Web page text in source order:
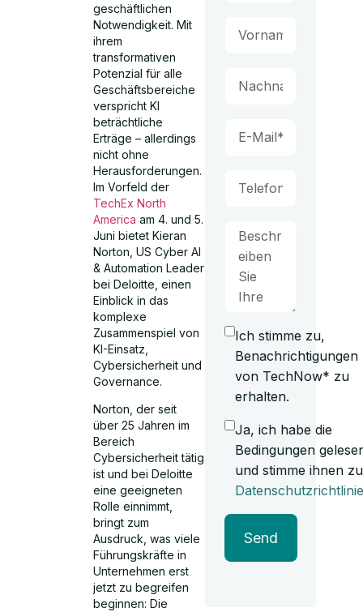
geschäftlichen
Notwendigkeit. Mit
ihrem
transformativen
Potenzial für alle
Geschäftsbereiche
verspricht KI
beträchtliche
Erträge – allerdings
nicht ohne
Herausforderungen.
Im Vorfeld der
TechEx North
Americaam 4. und 5.
Juni bietet Kieran
Norton, US Cyber AI
& Automation Leader
bei Deloitte, einen
Einblick in das
komplexe
Zusammenspiel von
KI-Einsatz,
Cybersicherheit und
Governance.
Norton, der seit
über 25 Jahren im
Bereich
Cybersicherheit tätig
ist und bei Deloitte
eine geeigneten
Rolle einnimmt,
bringt zum
Ausdruck, was viele
Führungskräfte in
Unternehmen erst
jetzt zu begreifen
beginnen: Die
Ich stimme zu,
Benachrichtigungen
von TechNow* zu
erhalten.
Ja, ich habe die
Bedingungen
und stimme ihnen
Datenschutzrichtlinie
Send